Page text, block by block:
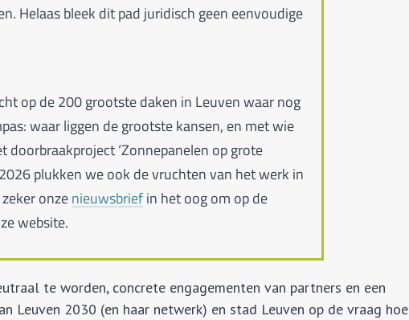
Helaas bleek dit pad juridisch geen eenvoudige
op de 200 grootste daken in Leuven waar nog
waar liggen de grootste kansen, en met wie
doorbraakproject ‘Zonnepanelen op grote
plukken we ook de vruchten van het werk in
onze nieuwsbrief in het oog om op de
website.
te worden, concrete engagementen van partners en een
2030 (en haar netwerk) en stad Leuven op de vraag hoe